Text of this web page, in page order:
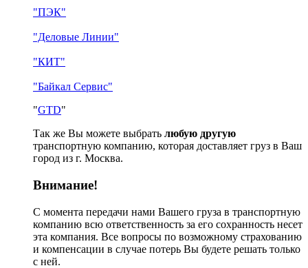
"ПЭК"
"Деловые Линии"
"КИТ"
"Байкал Сервис"
"GTD"
Так же Вы можете выбрать любую другую
транспортную компанию, которая доставляет груз в Ваш
город из г. Москва.
Внимание!
С момента передачи нами Вашего груза в транспортную
компанию всю ответственность за его сохранность несет
эта компания. Все вопросы по возможному страхованию
и компенсации в случае потерь Вы будете решать только
с ней.